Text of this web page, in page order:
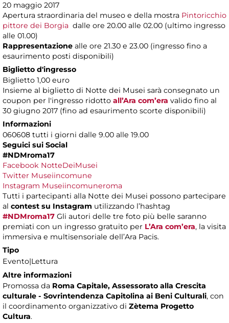
20 maggio 2017
Apertura straordinaria del museo e della mostra Pintoricchio
pittore dei Borgia dalle ore 20.00 alle 02.00 (ultimo ingresso
alle 01.00)
Rappresentazione alle ore 21.30 e 23.00 (ingresso fino a
esaurimento posti disponibili)
Biglietto d'ingresso
Biglietto 1,00 euro
Insieme al biglietto di Notte dei Musei sarà consegnato un
coupon per l'ingresso ridotto all’Ara com’era valido fino al
30 giugno 2017 (fino ad esaurimento scorte disponibili)
Informazioni
060608 tutti i giorni dalle 9.00 alle 19.00
Seguici sui Social
#NDMroma17
Facebook NotteDeiMusei
Twitter Museiincomune
Instagram Museiincomuneroma
Tutti i partecipanti alla Notte dei Musei possono partecipare
al contest su Instagram utilizzando l’hashtag
#NDMroma17 Gli autori delle tre foto più belle saranno
premiati con un ingresso gratuito per L’Ara com’era, la visita
immersiva e multisensoriale dell’Ara Pacis.
Tipo
Evento|Lettura
Altre informazioni
Promossa da Roma Capitale, Assessorato alla Crescita
culturale - Sovrintendenza Capitolina ai Beni Culturali, con
il coordinamento organizzativo di Zètema Progetto
Cultura.